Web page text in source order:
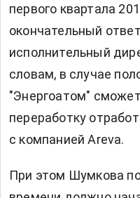
первого квартала
окончательный
исполнительный
словам, в случае
"Энергоатом"
переработку
с компанией Areva.
При этом Шумкова